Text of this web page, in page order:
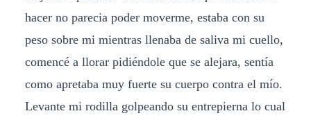
hacer no parecia poder moverme, estaba con su
peso sobre mi mientras llenaba de saliva mi cuello,
comencé a llorar pidiéndole que se alejara, sentía
como apretaba muy fuerte su cuerpo contra el mío.
Levante mi rodilla golpeando su entrepierna lo cual